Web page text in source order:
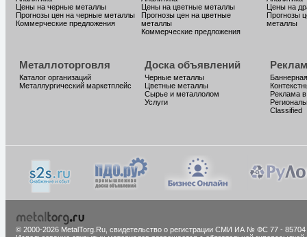
Цены на черные металлы
Прогнозы цен на черные металлы
Коммерческие предложения
Цены на цветные металлы
Прогнозы цен на цветные
металлы
Коммерческие предложения
Цены на
Прогнозы
металлы
Металлоторговля
Каталог организаций
Металлургический маркетплейс
Доска объявлений
Черные металлы
Цветные металлы
Сырье и металлолом
Услуги
Реклама
Classified
© 2000-2026 MetalTorg.Ru, cвидетельство о регистрации СМИ ИА № ФС 77 - 85704